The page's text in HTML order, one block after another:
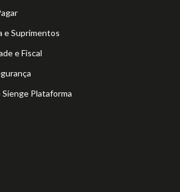
e Suprimentos
e Fiscal
Sienge Plataforma